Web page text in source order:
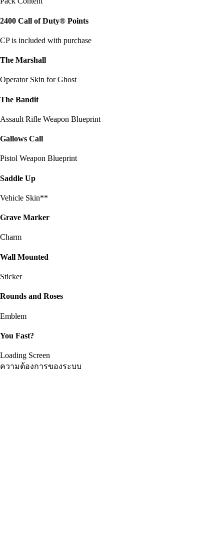
2400 Call of Duty® Points
CP is included with purchase
The Marshall
Operator Skin for Ghost
The Bandit
Assault Rifle Weapon Blueprint
Gallows Call
Pistol Weapon Blueprint
Saddle Up
Vehicle Skin**
Grave Marker
Charm
Wall Mounted
Sticker
Rounds and Roses
Emblem
You Fast?
Loading Screen
ความต้องการของระบบ